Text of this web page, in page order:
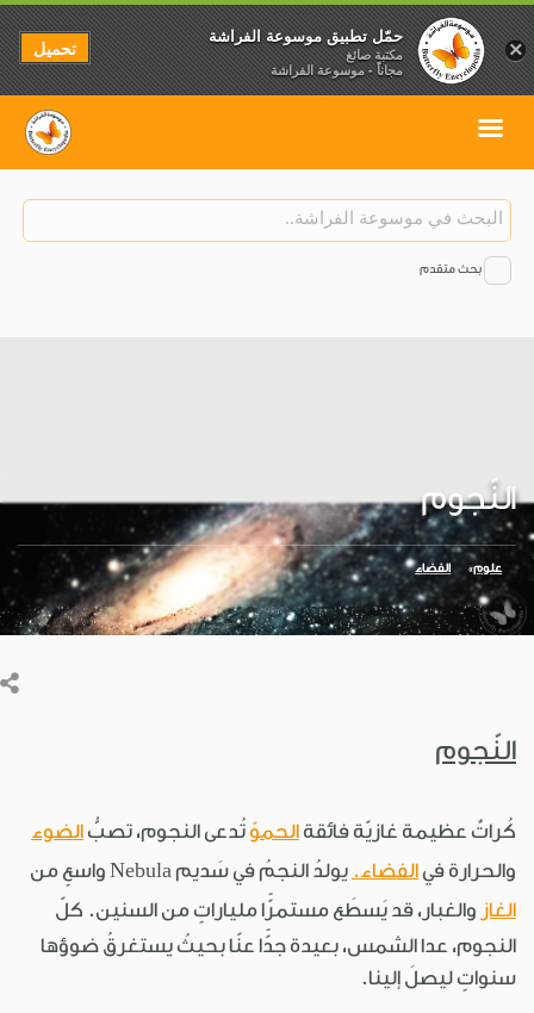
بحث متقدم
النّجوم
علوم الفضاء
النّجوم
كُراتٌ عظيمة غازيّة فائقة الحموّ تُدعى النجوم، تصبُّ الضوء
والحرارة في الفضاء. يولدُ النجمُ في سَديم Nebula واسعٍ من
الغاز والغبار، قد يَسطَع مستمرًّا ملياراتٍ من السنين. كلّ
النجوم، عدا الشمس، بعيدة جدًّا عنّا بحيثُ يستغرقُ ضوؤها
سنواتٍ ليصلَ إلينا.
×
حمّل تطبيق موسوعة الفراشة
مكتبة صائغ
مجاناً - موسوعة الفراشة
تحميل